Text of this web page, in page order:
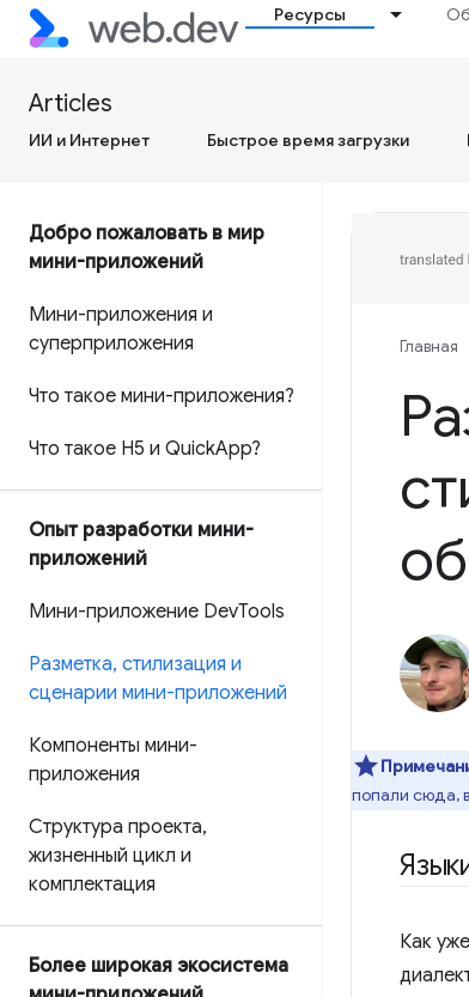
Ресурсы
Articles
ИИ и Интернет Быстрое время загрузки
Добро пожаловать в мир
мини-приложений
Мини-приложения и
суперприложения
Что такое мини-приложения?
Что такое H5 и QuickApp?
Опыт разработки мини-
приложений
Мини-приложение DevTools
Разметка, стилизация и
сценарии мини-приложений
Компоненты мини-
приложения
Структура проекта,
жизненный цикл и
комплектация
Более широкая экосистема
Главная
попали сюда,
Как